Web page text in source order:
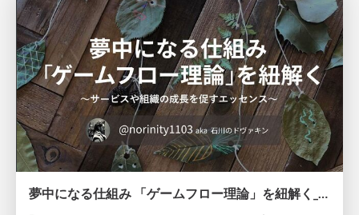
夢中になる仕組み 「ゲームフロー理論」を紐解く_DIST41 「ゲームから学ぶUI_UX」